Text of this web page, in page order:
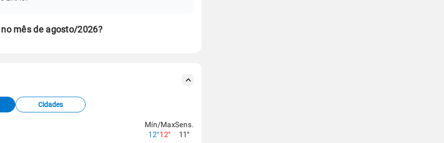
mês de agosto/2026?
Cidades
Mín/Max
12°12°
Sens.
11°